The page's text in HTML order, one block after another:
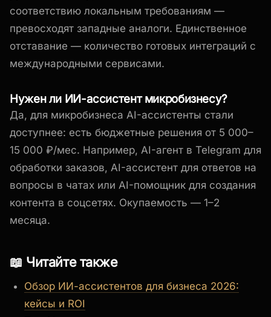
соответствию локальным требованиям —
превосходят западные аналоги. Единственное
отставание — количество готовых интеграций с
международными сервисами.
Нужен ли ИИ-ассистент микробизнесу?
Да, для микробизнеса AI-ассистенты стали
доступнее: есть бюджетные решения от 5 000–
15 000 ₽/мес. Например, AI-агент в Telegram для
обработки заказов, AI-ассистент для ответов на
вопросы в чатах или AI-помощник для создания
контента в соцсетях. Окупаемость — 1–2
месяца.
📖 Читайте также
Обзор ИИ-ассистентов для бизнеса 2026:
кейсы и ROI